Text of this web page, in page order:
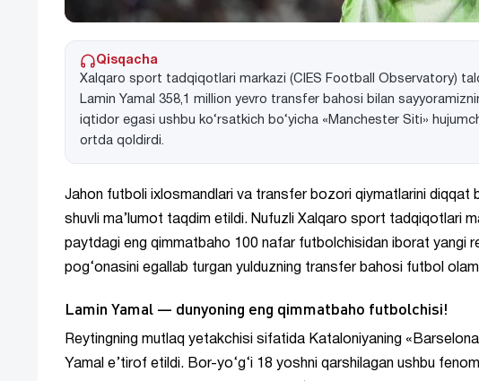
Qisqacha
Xalqaro sport tadqiqotlari markazi (CIES Football Observatory)
Lamin Yamal 358,1 million yevro transfer bahosi bilan
iqtidor egasi ushbu ko‘rsatkich bo‘yicha «Manchester Siti»
ortda qoldirdi.
Jahon futboli ixlosmandlari va transfer bozori qiymatlarini diqqat
shuvli ma’lumot taqdim etildi. Nufuzli Xalqaro sport tadqiqotlari
paytdagi eng qimmatbaho 100 nafar futbolchisidan iborat yangi
pog‘onasini egallab turgan yulduzning transfer bahosi futbol
Lamin Yamal — dunyoning eng qimmatbaho futbolchisi!
Reytingning mutlaq yetakchisi sifatida Kataloniyaning
Yamal e’tirof etildi. Bor-yo‘g‘i 18 yoshni qarshilagan ushbu